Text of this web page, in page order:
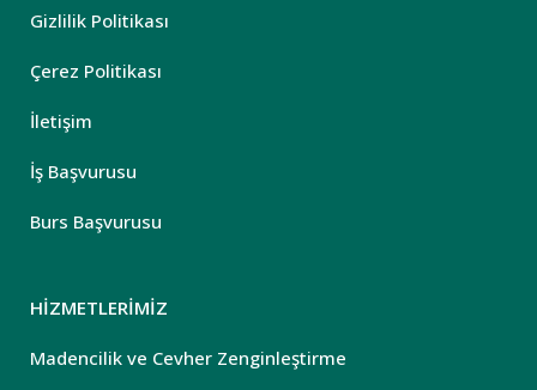
Gizlilik Politikası
Çerez Politikası
İletişim
İş Başvurusu
Burs Başvurusu
HİZMETLERİMİZ
Madencilik ve Cevher Zenginleştirme